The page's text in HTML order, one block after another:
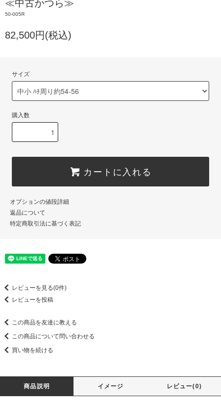
≪中古かつら≫
50-005R
82,500円(税込)
サイズ
購入数
カートに入れる
オプションの値段詳細
返品について
特定商取引法に基づく表記
レビューを見る(0件)
レビューを投稿
この商品を友達に教える
この商品について問い合わせる
買い物を続ける
商品説明 イメージ レビュー(0)